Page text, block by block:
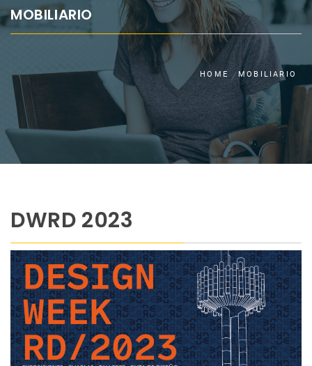
MOBILIARIO
HOME MOBILIARIO
DWRD 2023